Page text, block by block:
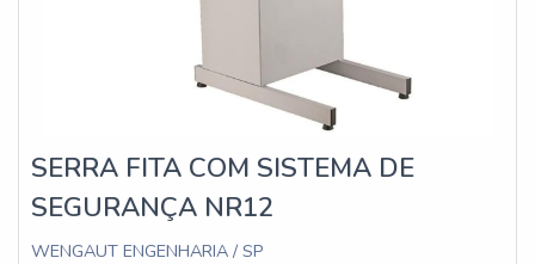
SERRA FITA COM SISTEMA DE
SEGURANÇA NR12
WENGAUT ENGENHARIA / SP